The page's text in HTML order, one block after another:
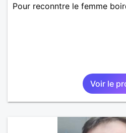
Pour reconntre le femme
Voir le